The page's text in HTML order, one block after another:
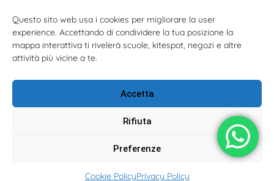
Questo sito web usa i cookies per migliorare la user
experience. Accettando di condividere la tua posizione la
mappa interattiva ti rivelerà scuole, kitespot, negozi e altre
attività più vicine a te.
Accetta
Rifiuta
Preferenze
Cookie PolicyPrivacy Policy
Cerca il tuo Usato
Kitesurfing powered by Associazione Kitesurf Italiana